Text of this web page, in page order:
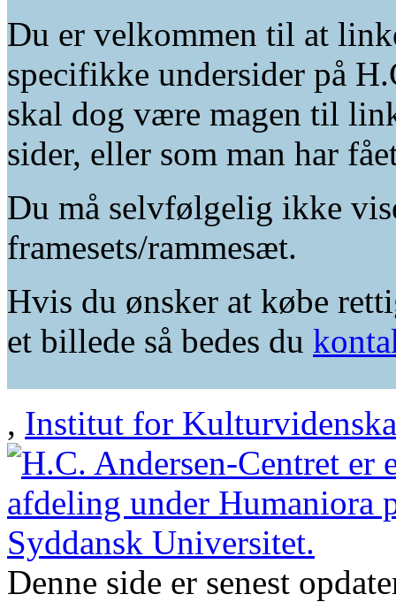
Du er velkommen til at
specifikke undersider på
skal dog være magen til
sider, eller som man har
Du må selvfølgelig ikke
framesets/rammesæt.
Hvis du ønsker at købe
et billede så bedes du
, Institut for
Denne side er senest